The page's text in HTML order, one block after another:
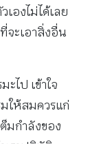
องไม่ได้เลย
จะเอาสิ่งอื่น
ะไป เข้าใจ
ให้สมควรแก่
มกำลังของ